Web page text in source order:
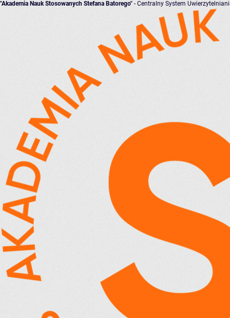
"Akademia Nauk Stosowanych Stefana Batorego" - Centralny System